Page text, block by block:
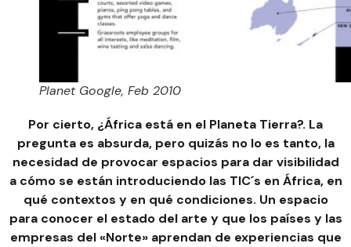
Planet Google, Feb 2010
Por cierto, ¿África está en el Planeta Tierra?. La
pregunta es absurda, pero quizás no lo es tanto, la
necesidad de provocar espacios para dar visibilidad
a cómo se están introduciendo las TIC´s en África, en
qué contextos y en qué condiciones. Un espacio
para conocer el estado del arte y que los países y las
empresas del «Norte» aprendan de experiencias que